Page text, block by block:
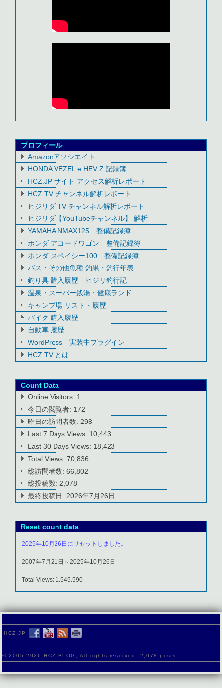
プロフィール
Amazonアソシエイト
HONDA VEZEL e:HEV Z 記録簿
HCZ.JP サイト アクセス解析レポート
HCZ TV チャンネル解析レポート
ヒジリダ TV チャンネル解析レポート
ヒジリダ【YouTubeチャンネル】 解析
YAMAHA NMAX125 整備記録簿
ホンダ アコードワゴン 整備記録簿
ホンダ スペイシー100 整備記録簿
バス・その他魚種 釣果・釣行年表
釣り具 購入履歴 ヒジリ釣行記
温泉・スーパー銭湯・健康ランド
キャンプ場 リスト・履歴
バイク 購入履歴
自動車 履歴
WordPress 実装中プラグイン
HCZ TV とは
Count Data
Online Visitors: 1
今日の閲覧者: 172
昨日の訪問者数: 298
Last 7 Days Views: 10,443
Last 30 Days Views: 18,423
Total Views:70,836
総訪問者数:66,802
総投稿数: 2,078
最終投稿日: 2026年7月26日
Reset count data
2025年10月26日にリセットしました。
2007年7月21日～2025年10月26日
Total Views: 1,545,590
HCZ.JP
© 2005-2026 HCZ BLOG, All rights reserved. 2,078 posts.